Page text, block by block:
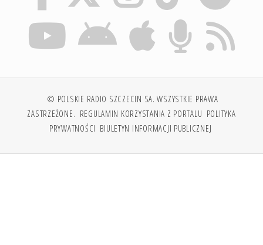
© POLSKIE RADIO SZCZECIN SA. WSZYSTKIE PRAWA
ZASTRZEŻONE. REGULAMIN KORZYSTANIA Z PORTALU POLITYKA
PRYWATNOŚCI BIULETYN INFORMACJI PUBLICZNEJ